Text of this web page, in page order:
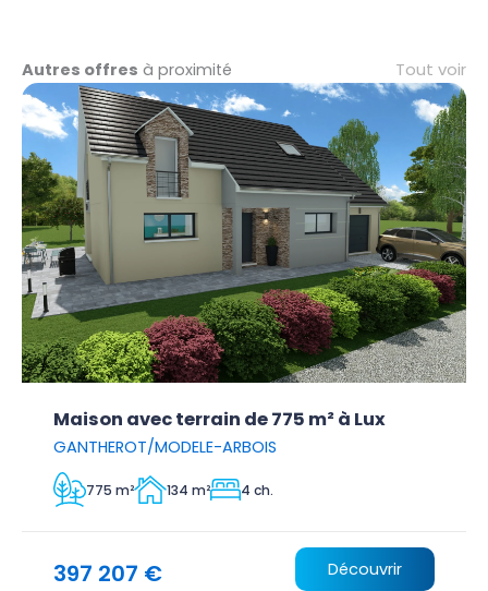
Autres offres à proximité Tout voir
Maison avec terrain de 775 m² à Lux
GANTHEROT/MODELE-ARBOIS
775 m² 134 m² 4 ch.
397 207 € Découvrir